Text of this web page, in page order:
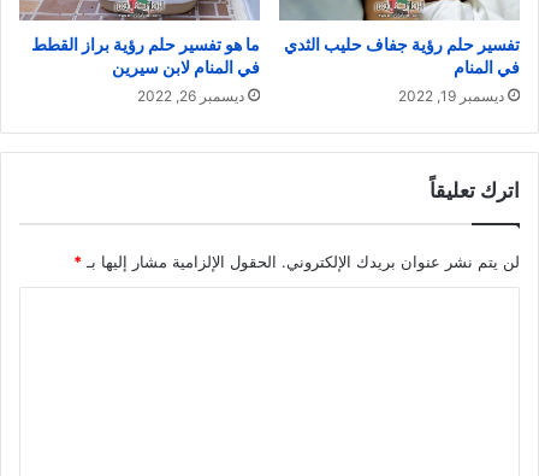
تفسير حلم رؤية جفاف حليب الثدي
في المنام
ديسمبر 19, 2022
ما هو تفسير حلم رؤية براز القطط
في المنام لابن سيرين
ديسمبر 26, 2022
اترك تعليقاً
لن يتم نشر عنوان بريدك الإلكتروني. الحقول الإلزامية مشار إليها بـ *